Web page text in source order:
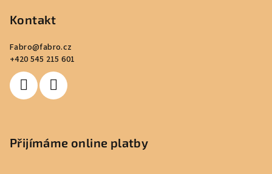
Kontakt
Fabro@fabro.cz
+420 545 215 601
Přijímáme online platby